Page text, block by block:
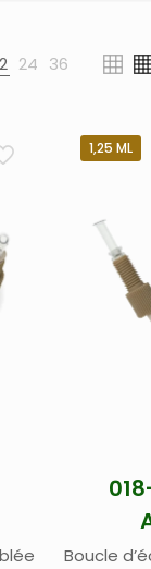
24 36
1,25 ML
Boucle